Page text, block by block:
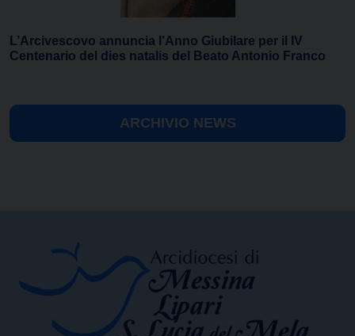
L’Arcivescovo annuncia l’Anno Giubilare per il IV
Centenario del dies natalis del Beato Antonio Franco
ARCHIVIO NEWS